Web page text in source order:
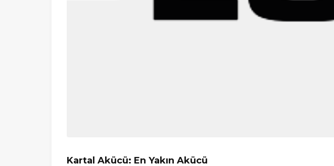
Kartal Akücü: En Yakın Akücü